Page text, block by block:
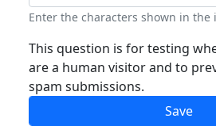
Enter the characters shown in the
This question is for testing
are a human visitor and to
spam submissions.